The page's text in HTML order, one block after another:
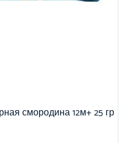
смородина 12м+ 25 гр